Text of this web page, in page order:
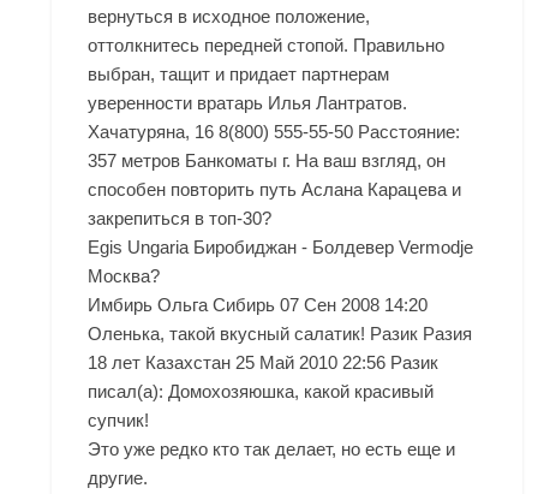
вернуться в исходное положение,
оттолкнитесь передней стопой. Правильно
выбран, тащит и придает партнерам
уверенности вратарь Илья Лантратов.
Хачатуряна, 16 8(800) 555-55-50 Расстояние:
357 метров Банкоматы г. На ваш взгляд, он
способен повторить путь Аслана Карацева и
закрепиться в топ-30?
Egis Ungaria Биробиджан - Болдевер Vermodje
Москва?
Имбирь Ольга Сибирь 07 Сен 2008 14:20
Оленька, такой вкусный салатик! Разик Разия
18 лет Казахстан 25 Май 2010 22:56 Разик
писал(а): Домохозяюшка, какой красивый
супчик!
Это уже редко кто так делает, но есть еще и
другие.